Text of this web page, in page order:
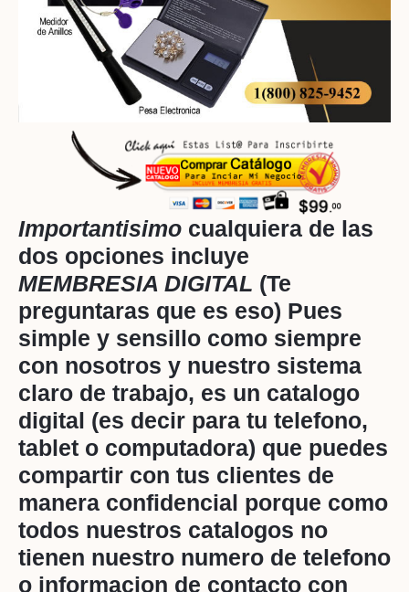
Importantisimo cualquiera de las
dos opciones incluye
MEMBRESIA DIGITAL (Te
preguntaras que es eso) Pues
simple y sensillo como siempre
con nosotros y nuestro sistema
claro de trabajo, es un catalogo
digital (es decir para tu telefono,
tablet o computadora) que puedes
compartir con tus clientes de
manera confidencial porque como
todos nuestros catalogos no
tienen nuestro numero de telefono
o informacion de contacto con